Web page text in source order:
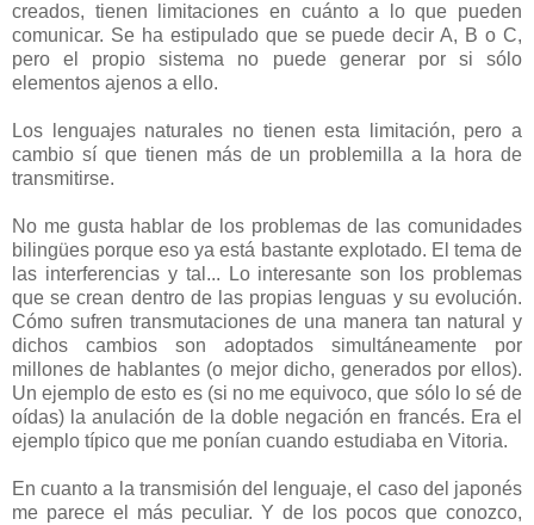
creados, tienen limitaciones en cuánto a lo que pueden
comunicar. Se ha estipulado que se puede decir A, B o C,
pero el propio sistema no puede generar por si sólo
elementos ajenos a ello.
Los lenguajes naturales no tienen esta limitación, pero a
cambio sí que tienen más de un problemilla a la hora de
transmitirse.
No me gusta hablar de los problemas de las comunidades
bilingües porque eso ya está bastante explotado. El tema de
las interferencias y tal... Lo interesante son los problemas
que se crean dentro de las propias lenguas y su evolución.
Cómo sufren transmutaciones de una manera tan natural y
dichos cambios son adoptados simultáneamente por
millones de hablantes (o mejor dicho, generados por ellos).
Un ejemplo de esto es (si no me equivoco, que sólo lo sé de
oídas) la anulación de la doble negación en francés. Era el
ejemplo típico que me ponían cuando estudiaba en Vitoria.
En cuanto a la transmisión del lenguaje, el caso del japonés
me parece el más peculiar. Y de los pocos que conozco,